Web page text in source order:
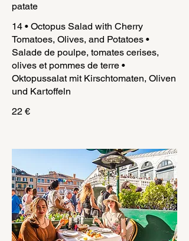
patate
14 • Octopus Salad with Cherry
Tomatoes, Olives, and Potatoes •
Salade de poulpe, tomates cerises,
olives et pommes de terre •
Oktopussalat mit Kirschtomaten, Oliven
und Kartoffeln
22 €